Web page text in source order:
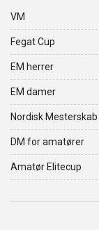
VM
Fegat Cup
EM herrer
EM damer
Nordisk Mesterskab
DM for amatører
Amatør Elitecup